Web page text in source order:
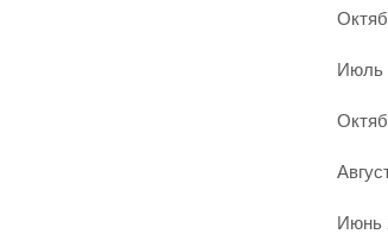
Июль
Июнь